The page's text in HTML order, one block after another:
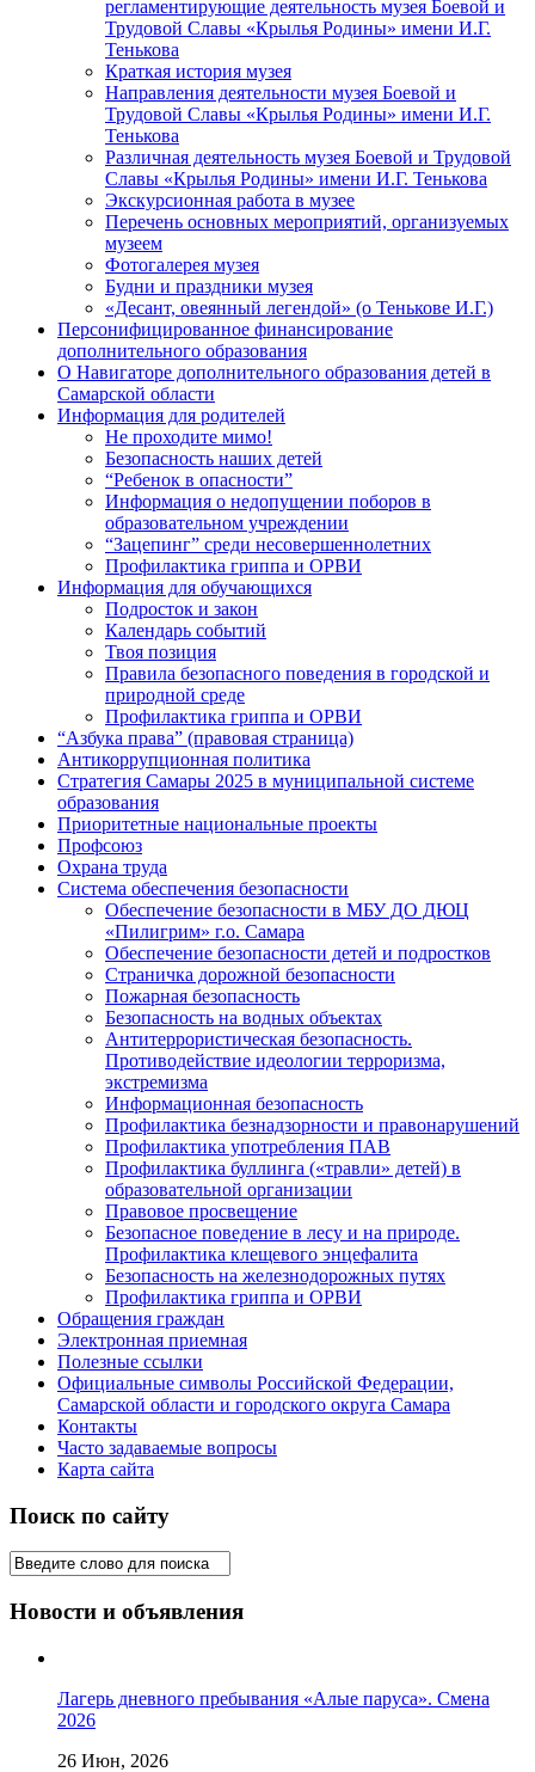
регламентирующие деятельность музея Боевой и
Трудовой Славы «Крылья Родины» имени И.Г.
Тенькова
Краткая история музея
Направления деятельности музея Боевой и
Трудовой Славы «Крылья Родины» имени И.Г.
Тенькова
Различная деятельность музея Боевой и Трудовой
Славы «Крылья Родины» имени И.Г. Тенькова
Экскурсионная работа в музее
Перечень основных мероприятий, организуемых
музеем
Фотогалерея музея
Будни и праздники музея
«Десант, овеянный легендой» (о Тенькове И.Г.)
Персонифицированное финансирование
дополнительного образования
О Навигаторе дополнительного образования детей в
Самарской области
Информация для родителей
Не проходите мимо!
Безопасность наших детей
“Ребенок в опасности”
Информация о недопущении поборов в
образовательном учреждении
“Зацепинг” среди несовершеннолетних
Профилактика гриппа и ОРВИ
Информация для обучающихся
Подросток и закон
Календарь событий
Твоя позиция
Правила безопасного поведения в городской и
природной среде
Профилактика гриппа и ОРВИ
“Азбука права” (правовая страница)
Антикоррупционная политика
Стратегия Самары 2025 в муниципальной системе
образования
Приоритетные национальные проекты
Профсоюз
Охрана труда
Система обеспечения безопасности
Обеспечение безопасности в МБУ ДО ДЮЦ
«Пилигрим» г.о. Самара
Обеспечение безопасности детей и подростков
Страничка дорожной безопасности
Пожарная безопасность
Безопасность на водных объектах
Антитеррористическая безопасность.
Противодействие идеологии терроризма,
экстремизма
Информационная безопасность
Профилактика безнадзорности и правонарушений
Профилактика употребления ПАВ
Профилактика буллинга («травли» детей) в
образовательной организации
Правовое просвещение
Безопасное поведение в лесу и на природе.
Профилактика клещевого энцефалита
Безопасность на железнодорожных путях
Профилактика гриппа и ОРВИ
Обращения граждан
Электронная приемная
Полезные ссылки
Официальные символы Российской Федерации,
Самарской области и городского округа Самара
Контакты
Часто задаваемые вопросы
Карта сайта
Поиск по сайту
Новости и объявления
Лагерь дневного пребывания «Алые паруса». Смена
2026
26 Июн, 2026